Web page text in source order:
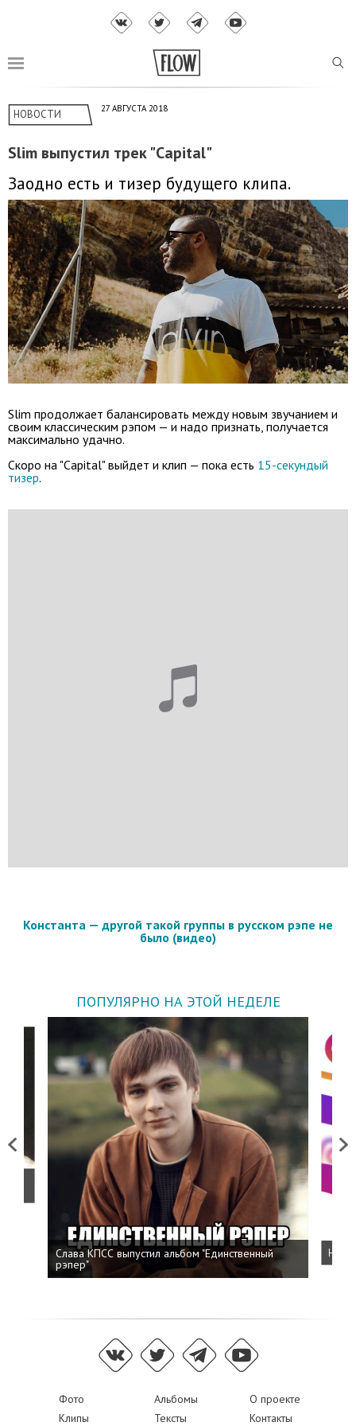
НОВОСТИ 27 АВГУСТА 2018
Slim выпустил трек "Capital"
Заодно есть и тизер будущего клипа.
Slim продолжает балансировать между новым звучанием и
своим классическим рэпом — и надо признать, получается
максимально удачно.
Скоро на "Capital" выйдет и клип — пока есть 15-секундый
тизер.
Константа — другой такой группы в русском рэпе не
было (видео)
ПОПУЛЯРНО НА ЭТОЙ НЕДЕЛЕ
Previous
Слава КПСС выпустил альбом "Единственный
рэпер"
Next
Фото Альбомы
О проекте
Клипы
Тексты Контакты